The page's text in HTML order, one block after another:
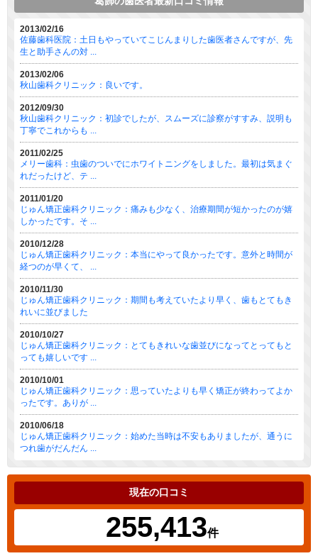
2013/02/16
佐藤歯科医院：土日もやっていてこじんまりした歯医者さんですが、先
生と助手さんの対 ...
2013/02/06
秋山歯科クリニック：良いです。
2012/09/30
秋山歯科クリニック：初診でしたが、スムーズに診察がすすみ、説明も
丁寧でこれからも ...
2011/02/25
メリー歯科：虫歯のついでにホワイトニングをしました。最初は気まぐ
れだったけど、テ ...
2011/01/20
じゅん矯正歯科クリニック：痛みも少なく、治療期間が短かったのが嬉
しかったです。そ ...
2010/12/28
じゅん矯正歯科クリニック：本当にやって良かったです。意外と時間が
経つのが早くて、 ...
2010/11/30
じゅん矯正歯科クリニック：期間も考えていたより早く、歯もとてもき
れいに並びました
2010/10/27
じゅん矯正歯科クリニック：とてもきれいな歯並びになってとってもと
っても嬉しいです ...
2010/10/01
じゅん矯正歯科クリニック：思っていたよりも早く矯正が終わってよか
ったです。ありが ...
2010/06/18
じゅん矯正歯科クリニック：始めた当時は不安もありましたが、通うに
つれ歯がだんだん ...
現在の口コミ
255,413件